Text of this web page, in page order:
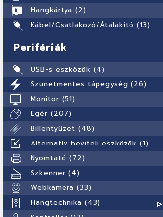
Hangkártya (2)
Kábel/Csatlakozó/Átalakító (13)
Perifériák
USB-s eszközök (4)
Szünetmentes tápegység (26)
Monitor (51)
Egér (207)
Billentyűzet (48)
Alternatív beviteli eszközök (1)
Nyomtató (72)
Szkenner (4)
Webkamera (33)
Hangtechnika (43)